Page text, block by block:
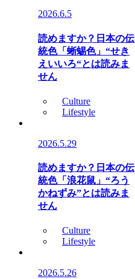
2026.6.5
読めますか？日本の伝
統色「蜥蜴色」“せき
えいいろ“とは読みま
せん
Culture
Lifestyle
2026.5.29
読めますか？日本の伝
統色「浪花鼠」“ろう
かねずみ”とは読みま
せん
Culture
Lifestyle
2026.5.26